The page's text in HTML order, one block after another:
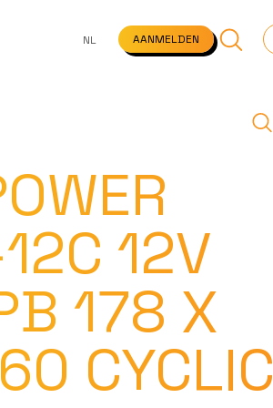
VEELGESTELDE VRAGEN STARTPAGINA
NL AANMELDEN
12V
178 X
CYCLIC